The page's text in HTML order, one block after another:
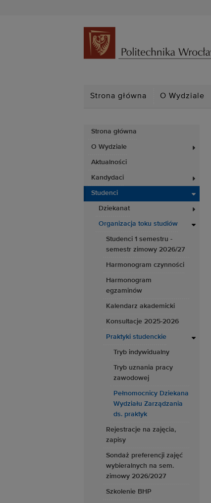
Strona główna O Wydziale
Strona główna
O Wydziale
Aktualności
Kandydaci
Studenci
Dziekanat
Organizacja toku studiów
Studenci 1 semestru -
semestr zimowy 2026/27
Harmonogram czynności
Harmonogram
egzaminów
Kalendarz akademicki
Konsultacje 2025-2026
Praktyki studenckie
Tryb indywidualny
Tryb uznania pracy
zawodowej
Pełnomocnicy Dziekana
Wydziału Zarządzania
ds. praktyk
Rejestracje na zajęcia,
zapisy
Sondaż preferencji zajęć
wybieralnych na sem.
zimowy 2026/2027
Szkolenie BHP